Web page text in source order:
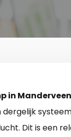
in Manderveen
dergelijk
Dit is een